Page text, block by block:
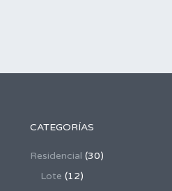
CATEGORÍAS
Residencial (30)
Lote (12)